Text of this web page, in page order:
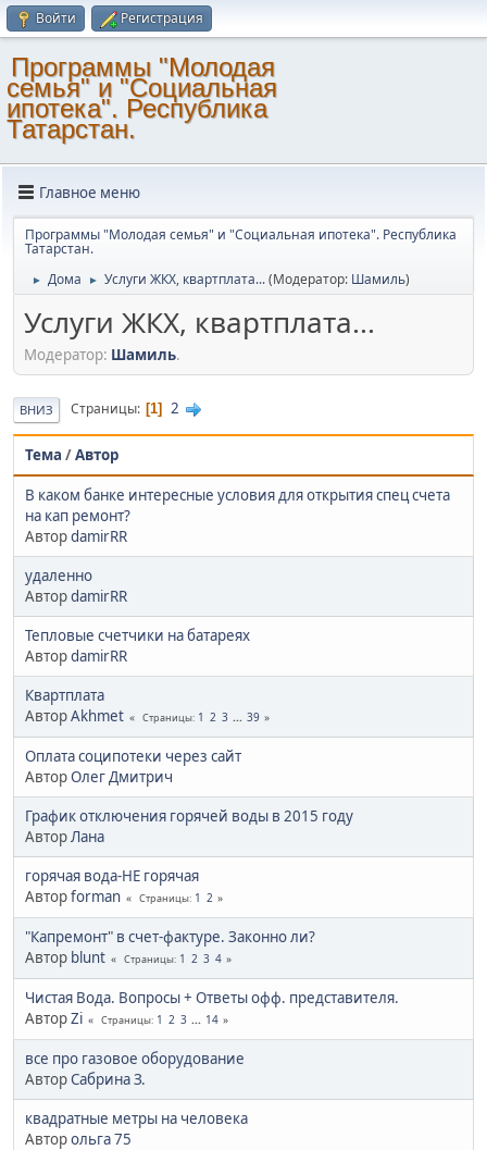
Войти Регистрация
Программы "Молодая
семья" и "Социальная
ипотека". Республика
Татарстан.
Главное меню
Программы "Молодая семья" и "Социальная ипотека". Республика
Татарстан.
► Дома ► Услуги ЖКХ, квартплата...(Модератор: Шамиль)
Услуги ЖКХ, квартплата...
Модератор: Шамиль.
ВНИЗ Страницы 1 2
Тема /Автор
В каком банке интересные условия для открытия спец счета
на кап ремонт?
АвторdamirRR
удаленно
АвторdamirRR
Тепловые счетчики на батареях
АвторdamirRR
Квартплата
АвторAkhmet Страницы 1 2 3 ... 39
Оплата соципотеки через сайт
АвторОлег Дмитрич
График отключения горячей воды в 2015 году
Автор Лана
горячая вода-НЕ горячая
Авторforman Страницы 1 2
"Капремонт" в счет-фактуре. Законно ли?
Автор blunt Страницы 1 2 3 4
Чистая Вода. Вопросы + Ответы офф. представителя.
АвторZi Страницы 1 2 3 ... 14
все про газовое оборудование
АвторСабрина З.
квадратные метры на человека
Авторольга 75